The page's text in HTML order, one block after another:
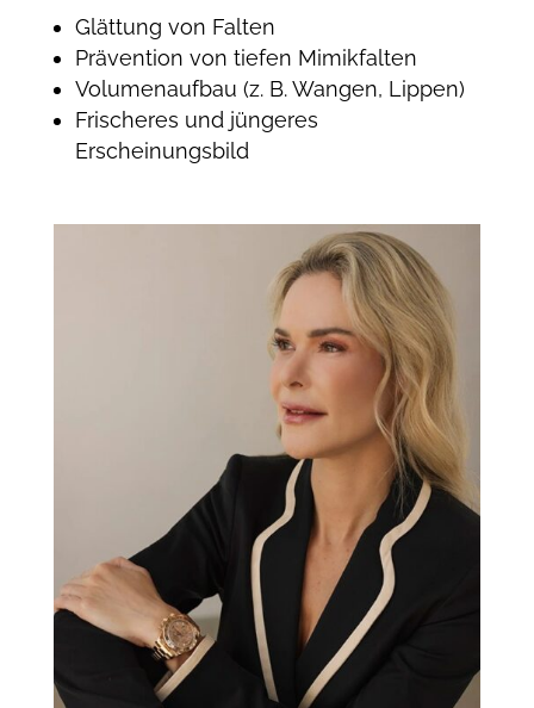
Glättung von Falten
Prävention von tiefen Mimikfalten
Volumenaufbau (z. B. Wangen, Lippen)
Frischeres und jüngeres
Erscheinungsbild